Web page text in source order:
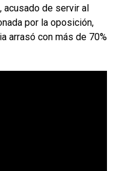
acusado de servir al
por la oposición,
arrasó con más de 70%